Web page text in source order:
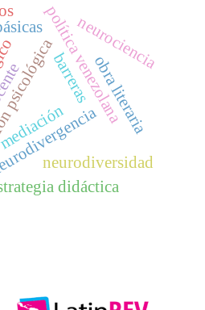
política venezolana
neurodiversidad
neurociencia
didáctica
obra literaria
barreras